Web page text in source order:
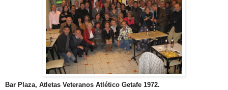
Bar Plaza, Atletas Veteranos Atlético Getafe 1972.